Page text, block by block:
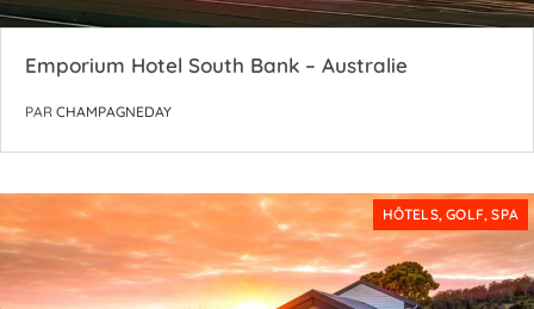
Emporium Hotel South Bank – Australie
PAR CHAMPAGNEDAY
HÔTELS, GOLF, SPA